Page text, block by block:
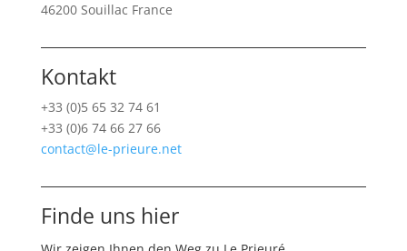
46200 Souillac France
Kontakt
+33 (0)5 65 32 74 61
+33 (0)6 74 66 27 66
contact@le-prieure.net
Finde uns hier